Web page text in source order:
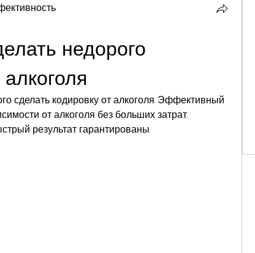
недорого
сделать кодировку от алкоголя. Эффективный
от алкоголя без больших затрат.
результат гарантированы.